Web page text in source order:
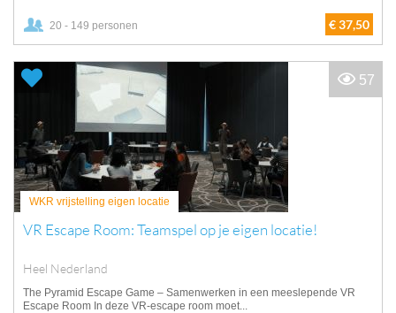
20 - 149 personen € 37,50
WKR vrijstelling eigen locatie
VR Escape Room: Teamspel op je eigen locatie!
Heel Nederland
The Pyramid Escape Game – Samenwerken in een meeslepende VR
Escape Room In deze VR-escape room moet...
57